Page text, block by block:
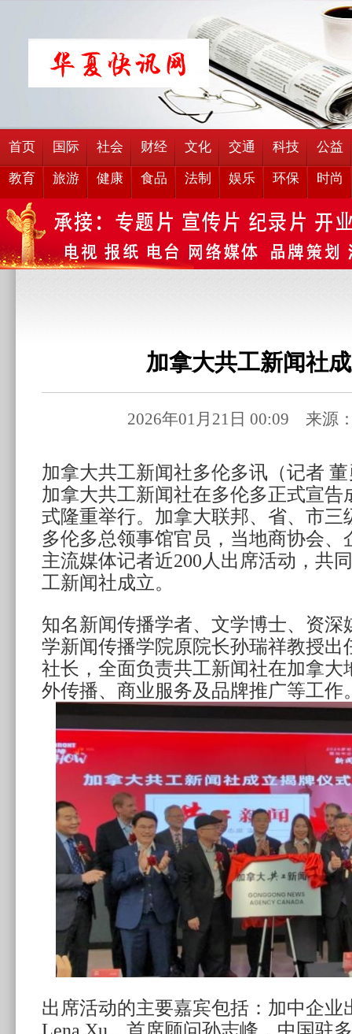
首页 国际 社会 财经 文化 交通 科技 公益
教育 旅游 健康 食品 法制 娱乐 环保 时尚
加拿大共工新闻社
2026年01月21日 00:09 来源
加拿大共工新闻社多伦多讯（记者
加拿大共工新闻社在多伦多正式宣告
式隆重举行。加拿大联邦、省、市三
多伦多总领事馆官员，当地商协会、
主流媒体记者近200人出席活动，共
工新闻社成立。
知名新闻传播学者、文学博士、资深
学新闻传播学院原院长孙瑞祥教授出
社长，全面负责共工新闻社在加拿大
外传播、商业服务及品牌推广等工作
出席活动的主要嘉宾包括：加中企业
Lena Xu、首席顾问孙志峰，中国驻